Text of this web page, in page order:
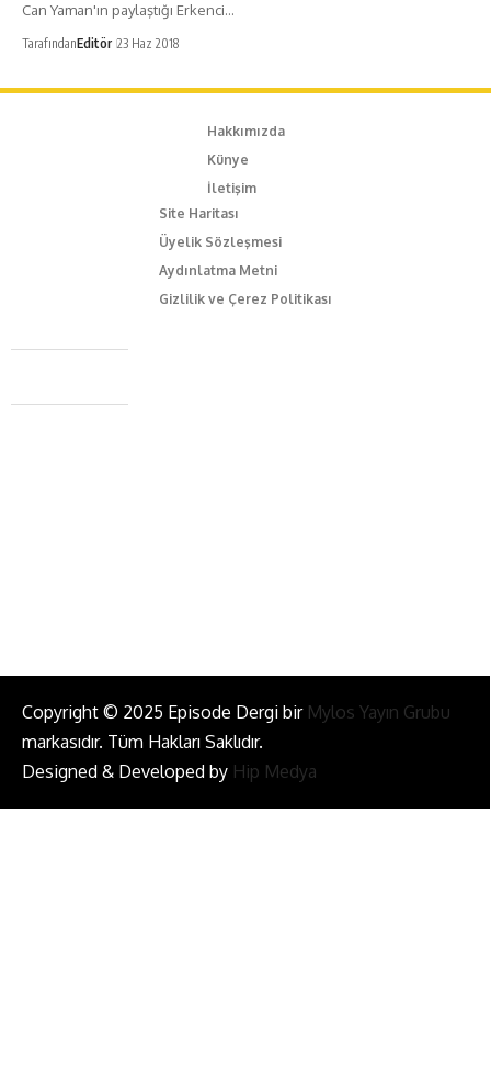
Can Yaman'ın paylaştığı Erkenci…
TarafındanEditör 23 Haz 2018
Hakkımızda
Künye
İletişim
Site Haritası
Üyelik Sözleşmesi
Aydınlatma Metni
Gizlilik ve Çerez Politikası
Caferağa Mah. Dr. Şakir Paşa Sok. No3/A Kadıköy İstanbul
+90 543 345 46 00
Copyright © 2025 Episode Dergi bir Mylos Yayın Grubu
markasıdır. Tüm Hakları Saklıdır.
Designed & Developed by Hip Medya